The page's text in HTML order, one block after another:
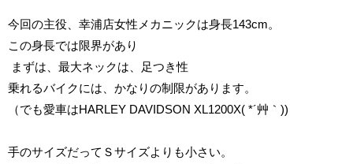
今回の主役、幸浦店女性メカニックは身長143cm。
この身長では限界があり
まずは、最大ネックは、足つき性
乗れるバイクには、かなりの制限があります。
（でも愛車はHARLEY DAVIDSON XL1200X( *´艸｀))
手のサイズだってＳサイズよりも小さい。